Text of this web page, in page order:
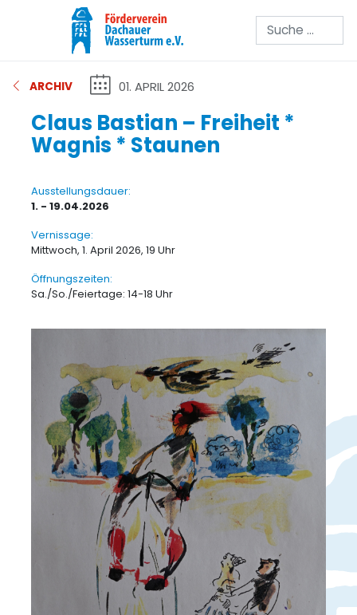
Suchen
ARCHIV 01. APRIL 2026
Claus Bastian – Freiheit *
Wagnis * Staunen
Ausstellungsdauer:
1. - 19.04.2026
Vernissage:
Mittwoch, 1. April 2026, 19 Uhr
Öffnungszeiten:
Sa./So./Feiertage: 14-18 Uhr